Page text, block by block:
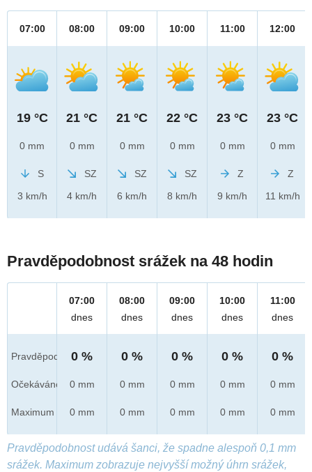
07:00
19 °C
0 mm
S
3 km/h
08:00
21 °C
0 mm
SZ
4 km/h
09:00
21 °C
0 mm
SZ
6 km/h
10:00
22 °C
0 mm
SZ
8 km/h
11:00
23 °C
0 mm
Z
9 km/h
12:00
23 °C
0 mm
Z
11 km/h
Pravděpodobnost srážek na 48 hodin
Pravděpod.
Očekáváno
Maximum
07:00
dnes
0 %
0 mm
0 mm
08:00
dnes
0 %
0 mm
0 mm
09:00
dnes
0 %
0 mm
0 mm
10:00
dnes
0 %
0 mm
0 mm
11:00
dnes
0 %
0 mm
0 mm
Pravděpodobnost udává šanci, že spadne alespoň 0,1 mm
srážek. Maximum zobrazuje nejvyšší možný úhrn srážek,